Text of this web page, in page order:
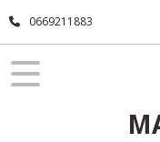
0669211883